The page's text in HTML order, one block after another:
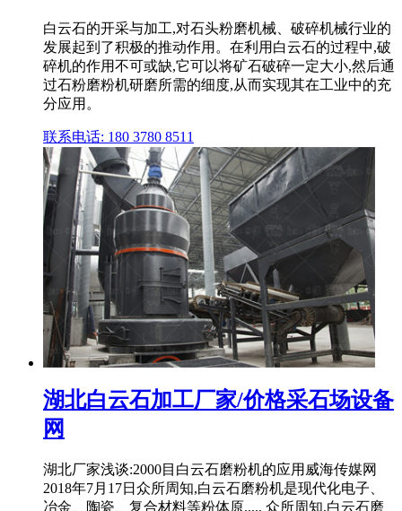
白云石的开采与加工,对石头粉磨机械、破碎机械行业的
发展起到了积极的推动作用。在利用白云石的过程中,破
碎机的作用不可或缺,它可以将矿石破碎一定大小,然后通
过石粉磨粉机研磨所需的细度,从而实现其在工业中的充
分应用。
联系电话: 180 3780 8511
湖北白云石加工厂家/价格采石场设备
网
湖北厂家浅谈:2000目白云石磨粉机的应用威海传媒网
2018年7月17日众所周知,白云石磨粉机是现代化电子、
冶金、陶瓷、复合材料等粉体原..... 众所周知,白云石磨